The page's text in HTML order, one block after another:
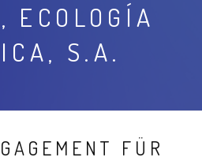
ECOLOGÍA
S.A.
FÜR